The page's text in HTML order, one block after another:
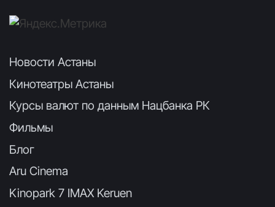
Новости Астаны
Кинотеатры Астаны
Курсы валют по данным Нацбанка РК
Фильмы
Блог
Aru Cinema
Kinopark 7 IMAX Keruen